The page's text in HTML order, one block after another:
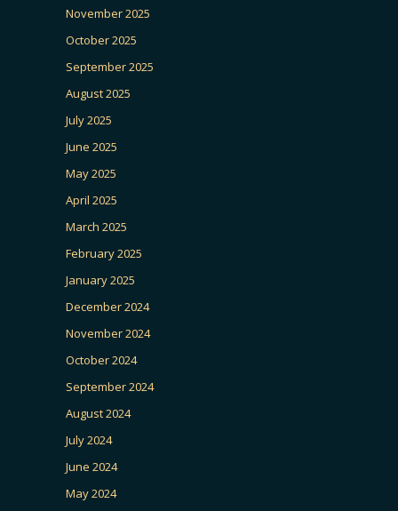
November 2025
October 2025
September 2025
August 2025
July 2025
June 2025
May 2025
April 2025
March 2025
February 2025
January 2025
December 2024
November 2024
October 2024
September 2024
August 2024
July 2024
June 2024
May 2024